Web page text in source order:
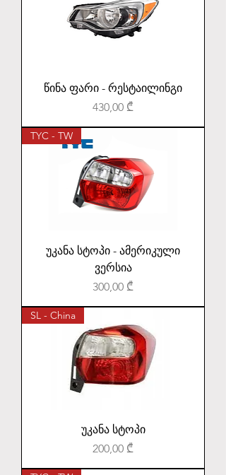
წინა ფარი - რესტაილინგი
Price
430,00 ₾
TYC - TW
უკანა სტოპი - ამერიკული
ვერსია
Price
300,00 ₾
SL - China
უკანა სტოპი
Price
200,00 ₾